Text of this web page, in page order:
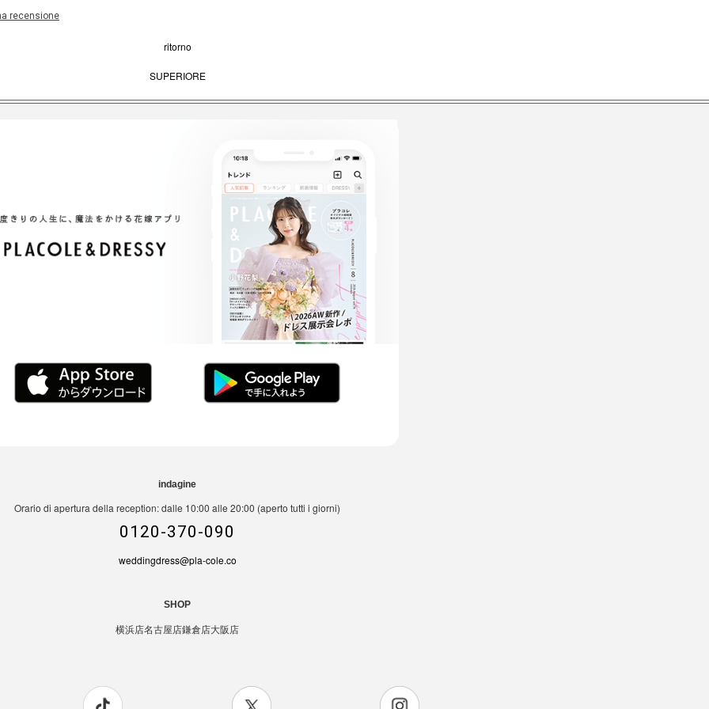
recensione
ritorno
SUPERIORE
indagine
Orario di apertura della reception: dalle 10:00 alle 20:00 (aperto tutti i giorni)
0120-370-090
weddingdress@pla-cole.co
SHOP
横浜店名古屋店鎌倉店大阪店